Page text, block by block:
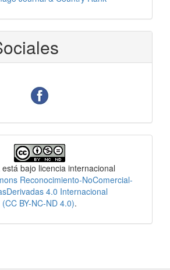
bajo licencia internacional
Reconocimiento-NoComercial-
4.0 Internacional
(CC BY-NC-ND 4.0).